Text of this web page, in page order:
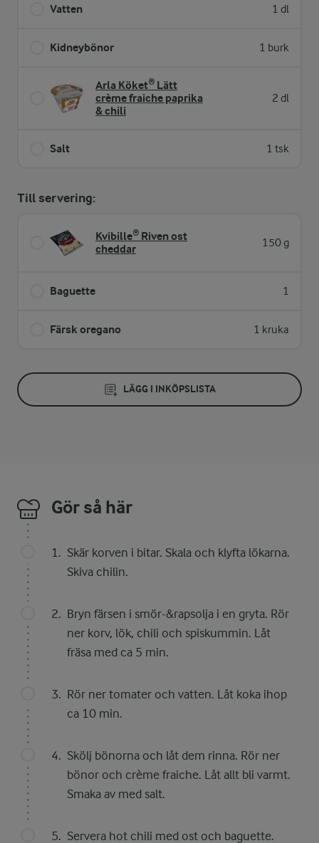
Vatten 1 dl
Kidneybönor 1 burk
Arla Köket® Lätt
crème fraiche paprika
& chili
2 dl
Salt 1 tsk
Till servering:
Kvibille® Riven ost
cheddar
150 g
Baguette 1
Färsk oregano 1 kruka
LÄGG I INKÖPSLISTA
Gör så här
Skär korven i bitar. Skala och klyfta lökarna.
Skiva chilin.
Bryn färsen i smör-&rapsolja i en gryta. Rör
ner korv, lök, chili och spiskummin. Låt
fräsa med ca 5 min.
Rör ner tomater och vatten. Låt koka ihop
ca 10 min.
Skölj bönorna och låt dem rinna. Rör ner
bönor och crème fraiche. Låt allt bli varmt.
Smaka av med salt.
Servera hot chili med ost och baguette.